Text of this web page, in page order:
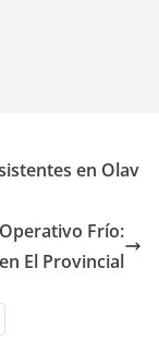
en Olav
Frío:
El Provincial